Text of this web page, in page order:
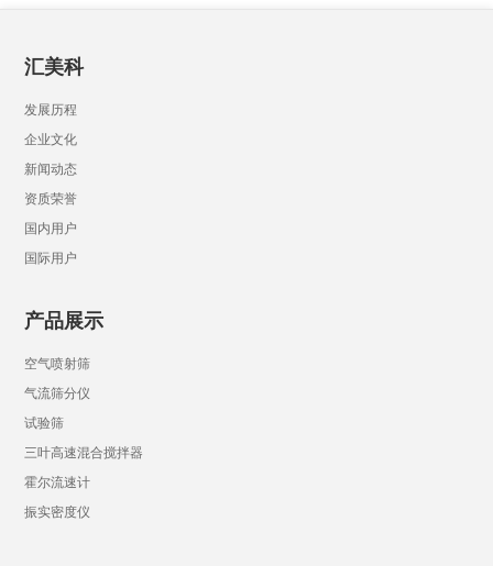
汇美科
发展历程
企业文化
新闻动态
资质荣誉
国内用户
国际用户
产品展示
空气喷射筛
气流筛分仪
试验筛
三叶高速混合搅拌器
霍尔流速计
振实密度仪